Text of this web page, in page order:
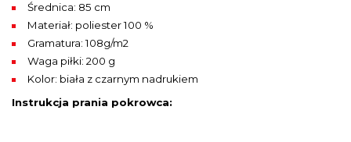
Średnica: 85 cm
Materiał: poliester 100 %
Gramatura: 108g/m2
Waga piłki: 200 g
Kolor: biała z czarnym nadrukiem
Instrukcja prania pokrowca: